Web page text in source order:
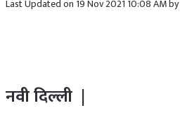
Last Updated on 19 Nov 2021 10:08 AM by
नवी दिल्ली |